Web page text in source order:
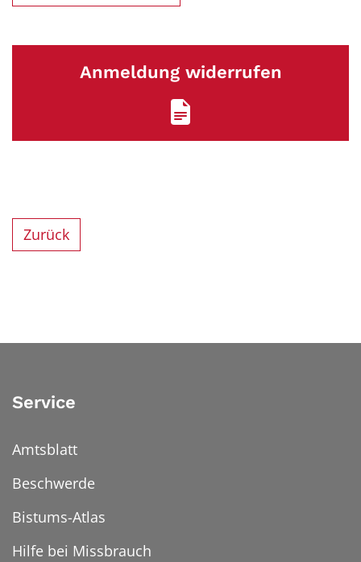
Anmeldung widerrufen
Zurück
Service
Amtsblatt
Beschwerde
Bistums-Atlas
Hilfe bei Missbrauch